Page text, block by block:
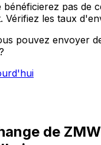
bénéficierez pas de
Vérifiez les taux
pouvez envoyer
de